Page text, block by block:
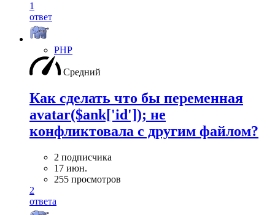
1
ответ
PHP
Средний
Как сделать что бы переменная
avatar($ank['id']); не
конфликтовала с другим файлом?
2 подписчика
17 июн.
255 просмотров
2
ответа